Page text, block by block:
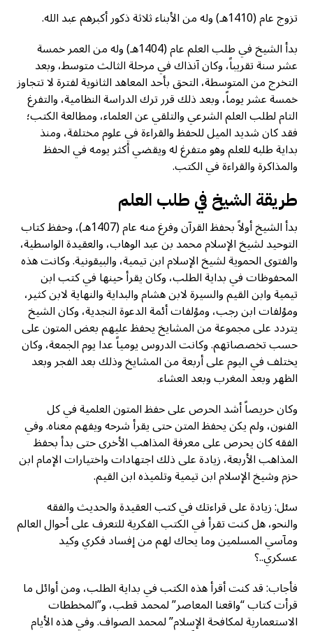
تزوج عام (1410هـ) وله من الأبناء ثلاثة ذكور أكبرهم عبد الله.
بدأ الشيخ في طلب العلم عام (1404هـ) وله من العمر خمسة
عشر سنة تقريباً، وكان آنذاك في مرحلة الثالث متوسط، وبعد
التخرج من المتوسطة، التحق بأحد المعاهد الثانوية لفترة لا تتجاوز
خمسة عشر يوماً، وبعد ذلك قرر ترك الدراسة النظامية، والتفرغ
التام لطلب العلم الشرعي والتلقي عن العلماء، ومطالعة الكتب؛
فقد كان شديد الميل للحفظ والقراءة في علوم مختلفة، ومنذ
بداية طلبه للعلم وهو متفرغ له ويقضي أكثر يومه في الحفظ
والمذاكرة والقراءة في الكتب.
طريقة الشيخ في طلب العلم
بدأ الشيخ أولاً بحفظ القرآن وفرغ منه عام (1407هـ)، وحفظ كتاب
التوحيد لشيخ الإسلام محمد بن عبد الوهاب، والعقيدة الواسطية،
والفتوى الحموية لشيخ الإسلام ابن تيمية، والبيقونية. وكانت هذه
المحفوظات في بداية الطلب، وكان يقرأ حينها في كتب ابن
تيمية وابن القيم والسيرة لابن هشام والبداية والنهاية لابن كثير،
ومؤلفات ابن رجب، ومؤلفات أئمة الدعوة النجدية، وكان الشيخ
يتردد على مجموعة من المشايخ يحفظ عليهم بعض المتون على
حسب تخصصاتهم. وكانت الدروس يومياً عدا يوم الجمعة، وكان
يختلف في اليوم على أربعة من المشايخ وذلك بعد الفجر وبعد
الظهر وبعد المغرب وبعد العشاء.
وكان حريصاً أشد الحرص على حفظ المتون العلمية في كل
الفنون، ولم يكن يحفظ المتن حتى يقرأ شرحه ويفهم معناه. وفي
الفقه كان يحرص على معرفة المذاهب الأخرى حتى بدأ بحفظ
المذاهب الأربعة، زيادة على ذلك اجتهادات واختيارات الإمام ابن
حزم وشيخ الإسلام ابن تيمية وتلميذه ابن القيم.
سئل: زيادة على قراءتك في كتب العقيدة والحديث والفقه
والنحو، هل كنت تقرأ في الكتب الفكرية للتعرف على أحوال العالم
ومآسي المسلمين وما يحاك لهم من إفساد فكري وكيد
عسكري..؟
فأجاب: قد كنت أقرأ هذه الكتب في بداية الطلب، ومن أوائل ما
قرأت كتاب “واقعنا المعاصر” لمحمد قطب، و”المخططات
الاستعمارية لمكافحة الإسلام” لمحمد الصواف. وفي هذه الأيام